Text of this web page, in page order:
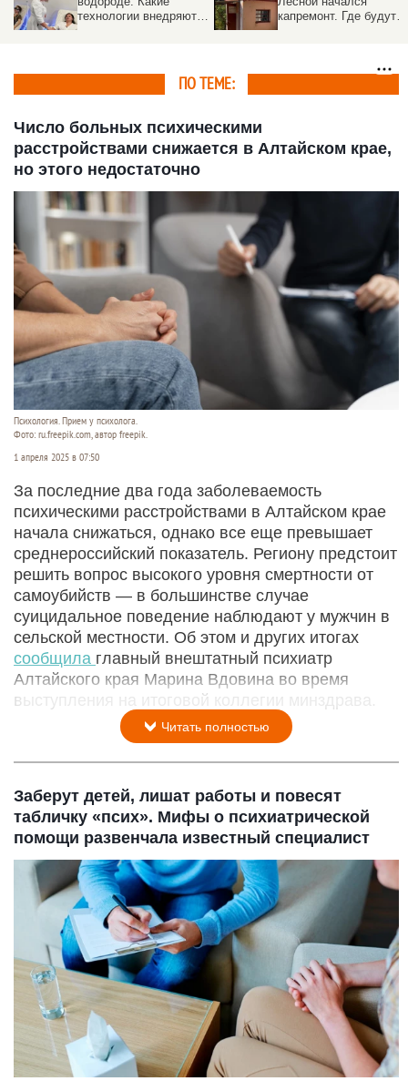
технологии внедряют в
капремонт. Где будут
ПО ТЕМЕ:
Число больных психическими
расстройствами снижается в Алтайском крае,
но этого недостаточно
Психология. Прием у психолога.
Фото: ru.freepik.com, автор freepik.
1 апреля 2025 в 07:50
За последние два года заболеваемость
психическими расстройствами в Алтайском крае
начала снижаться, однако все еще превышает
среднероссийский показатель. Региону предстоит
решить вопрос высокого уровня смертности от
самоубийств — в большинстве случае
суицидальное поведение наблюдают у мужчин в
сельской местности. Об этом и других итогах
сообщила главный внештатный психиатр
Алтайского края Марина Вдовина во время
выступления на итоговой коллегии минздрава.
Читать полностью
Заберут детей, лишат работы и повесят
табличку «псих». Мифы о психиатрической
помощи развенчала известный специалист